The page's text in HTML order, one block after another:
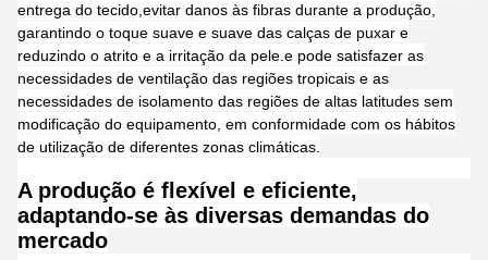
entrega do tecido,evitar danos às fibras durante a produção,
garantindo o toque suave e suave das calças de puxar e
reduzindo o atrito e a irritação da pele.e pode satisfazer as
necessidades de ventilação das regiões tropicais e as
necessidades de isolamento das regiões de altas latitudes sem
modificação do equipamento, em conformidade com os hábitos
de utilização de diferentes zonas climáticas.
A produção é flexível e eficiente,
adaptando-se às diversas demandas do
mercado